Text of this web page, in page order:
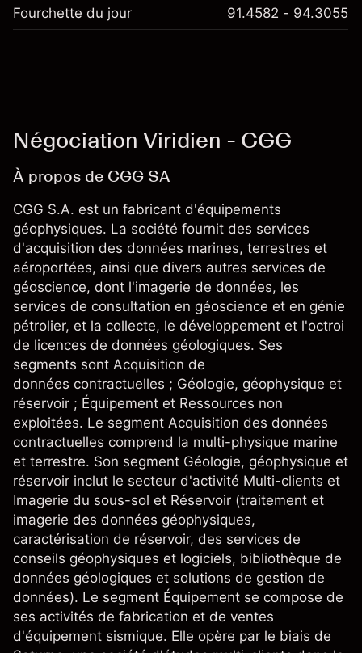
Fourchette du jour 91.4582 - 94.3055
Négociation Viridien - CGG
À propos de CGG SA
CGG S.A. est un fabricant d'équipements
géophysiques. La société fournit des services
d'acquisition des données marines, terrestres et
aéroportées, ainsi que divers autres services de
géoscience, dont l'imagerie de données, les
services de consultation en géoscience et en génie
pétrolier, et la collecte, le développement et l'octroi
de licences de données géologiques. Ses
segments sont Acquisition de
données contractuelles ; Géologie, géophysique et
réservoir ; Équipement et Ressources non
exploitées. Le segment Acquisition des données
contractuelles comprend la multi-physique marine
et terrestre. Son segment Géologie, géophysique et
réservoir inclut le secteur d'activité Multi-clients et
Imagerie du sous-sol et Réservoir (traitement et
imagerie des données géophysiques,
caractérisation de réservoir, des services de
conseils géophysiques et logiciels, bibliothèque de
données géologiques et solutions de gestion de
données). Le segment Équipement se compose de
ses activités de fabrication et de ventes
d'équipement sismique. Elle opère par le biais de